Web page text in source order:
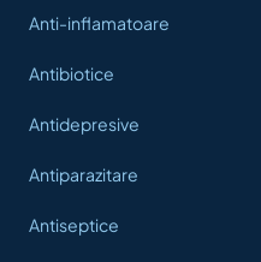
Anti-inflamatoare
Antibiotice
Antidepresive
Antiparazitare
Antiseptice